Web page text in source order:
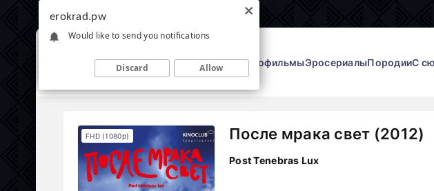
ЭрофильмыЭросериалыПородииС
После мрака свет (2012)
Post Tenebras Lux
FHD (1080p)
erokrad.pw
Would like to send you notifications
Discard Allow